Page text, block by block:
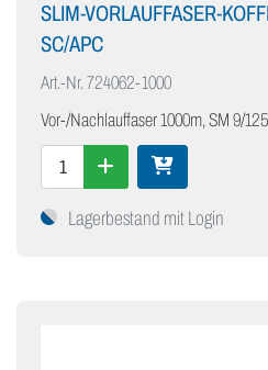
SLIM-VORLAUFFASER-
SC/APC
Art.-Nr.724062-1000
Vor-/Nachlauffaser 1000m, SM 9/
Lagerbestand mit Login